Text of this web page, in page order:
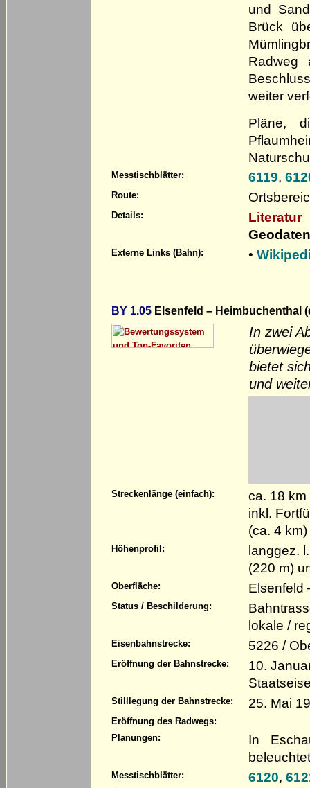
und
Brück
Radweg
weiter
Pläne,
Messtischblätter: 6119,
Route:
Details:
Literatur
Externe Links (Bahn): •
BY 1.05 Elsenfeld – Heimbuchenthal
In zwei
bietet
und
Streckenlänge (einfach):
ca. 18
inkl.
(ca. 4 km)
Höhenprofil:
langgez.
(220 m)
Oberfläche: Elsenfeld
Status / Beschilderung:
lokale /
Eisenbahnstrecke: 5226 /
Eröffnung der Bahnstrecke:
10.
Stilllegung der Bahnstrecke: 25. Mai
Eröffnung des Radwegs:
Planungen:
In
Messtischblätter: 6120,